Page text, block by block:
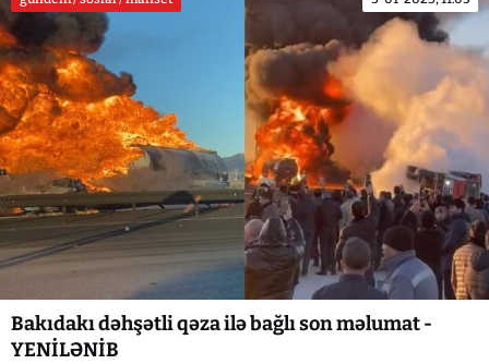
Bakıdakı dəhşətli qəza ilə bağlı son məlumat -
YENİLƏNİB